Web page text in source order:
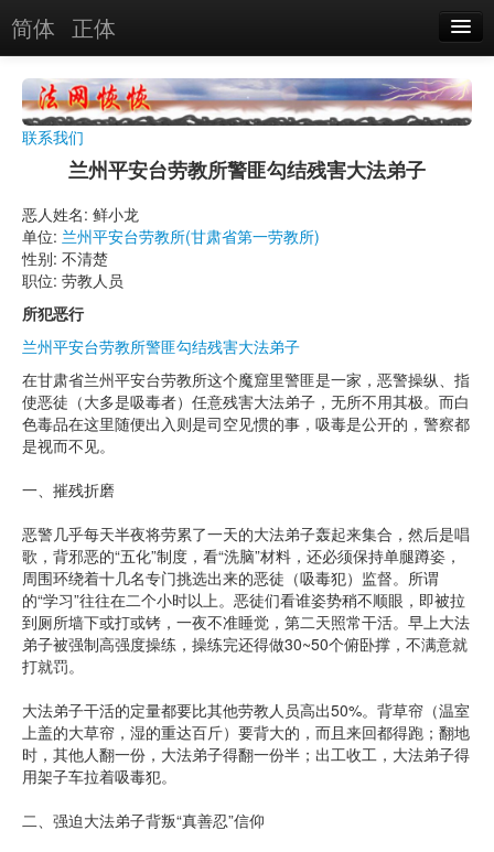
简体 正体
恶报实例
恶人图片
恶人单位
单位图片
关于
联系我们
兰州平安台劳教所警匪勾结残害大法弟子
恶人姓名: 鲜小龙
单位: 兰州平安台劳教所(甘肃省第一劳教所)
性别: 不清楚
职位: 劳教人员
所犯恶行
兰州平安台劳教所警匪勾结残害大法弟子
在甘肃省兰州平安台劳教所这个魔窟里警匪是一家，恶警操纵、指
使恶徒（大多是吸毒者）任意残害大法弟子，无所不用其极。而白
色毒品在这里随便出入则是司空见惯的事，吸毒是公开的，警察都
是视而不见。
一、摧残折磨
恶警几乎每天半夜将劳累了一天的大法弟子轰起来集合，然后是唱
歌，背邪恶的“五化”制度，看“洗脑”材料，还必须保持单腿蹲姿，
周围环绕着十几名专门挑选出来的恶徒（吸毒犯）监督。所谓
的“学习”往往在二个小时以上。恶徒们看谁姿势稍不顺眼，即被拉
到厕所墙下或打或铐，一夜不准睡觉，第二天照常干活。早上大法
弟子被强制高强度操练，操练完还得做30~50个俯卧撑，不满意就
打就罚。
大法弟子干活的定量都要比其他劳教人员高出50%。背草帘（温室
上盖的大草帘，湿的重达百斤）要背大的，而且来回都得跑；翻地
时，其他人翻一份，大法弟子得翻一份半；出工收工，大法弟子得
用架子车拉着吸毒犯。
二、强迫大法弟子背叛“真善忍”信仰